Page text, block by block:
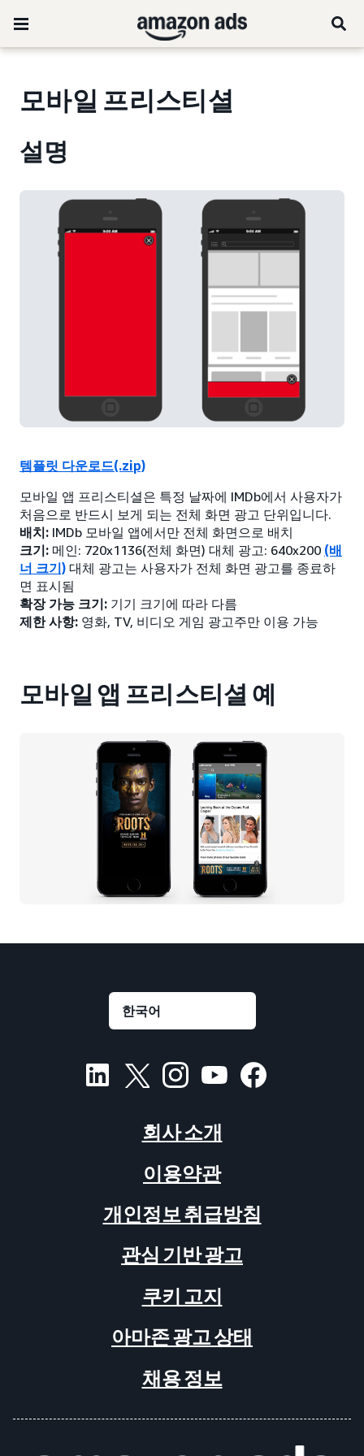
모바일 프리스티셜
설명
템플릿 다운로드(.zip)
모바일 앱 프리스티셜은 특정 날짜에 IMDb에서 사용자가
처음으로 반드시 보게 되는 전체 화면 광고 단위입니다.
배치: IMDb 모바일 앱에서만 전체 화면으로 배치
크기: 메인: 720x1136(전체 화면) 대체 광고: 640x200 (배
너 크기) 대체 광고는 사용자가 전체 화면 광고를 종료하
면 표시됨
확장 가능 크기: 기기 크기에 따라 다름
제한 사항: 영화, TV, 비디오 게임 광고주만 이용 가능
모바일 앱 프리스티셜 예
회사 소개
이용약관
개인정보 취급방침
관심 기반 광고
쿠키 고지
아마존 광고 상태
채용 정보